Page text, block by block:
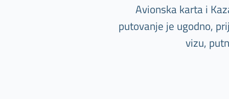
Avionska karta i
putovanje je ugodno,
vizu,